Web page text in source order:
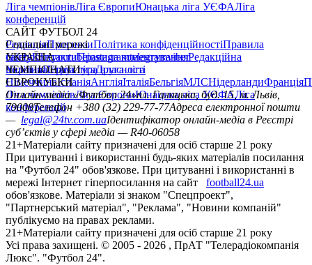
Ліга чемпіонівЛіга ЄвропиЮнацька ліга УЄФАЛіга
конференцій
САЙТ ФУТБОЛ 24
РедакціяПрогнозиПолітика конфіденційностіПравила
сайтуКонтактиПравила коментуванняРедакційна
політикаСтруктура власності
Соціальні мережі
facebookxyoutubeinstagramtelegramviber
УКРАЇНА
УкраїнаПерша лігаДруга ліга
ЧЕМПІОНАТИ
НімеччинаІспаніяАнгліяІталіяБельгіяМЛСНідерландиФранція
ЄВРОКУБКИ
Ліга чемпіонівЛіга ЄвропиЮнацька ліга УЄФАЛіга
конференцій
Онлайн-медіа «Футбол 24»пл. Галицька, буд. 15, м. Львів,
79008Телефон +380 (32) 229-77-77Адреса електронної пошти
— legal@24tv.com.uaІдентифікатор онлайн-медіа в Реєстрі
суб’єктів у сфері медіа — R40-06058
21+Матеріали сайту призначені для осіб старше 21 року
При цитуванні і використанні будь-яких матеріалів посилання
на "Футбол 24" обов'язкове. При цитуванні і використанні в
мережі Інтернет гіперпосилання на сайт
football24.ua
обов'язкове. Матеріали зі знаком "Спецпроект",
"Партнерський матеріал", "Реклама", "Новини компаній"
публікуємо на правах реклами.
21+Матеріали сайту призначені для осіб старше 21 року
Усi права захищенi. © 2005 - 2026 , ПрАТ "Телерадіокомпанія
Люкс". "Футбол 24".